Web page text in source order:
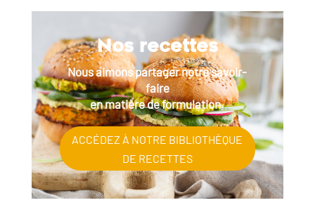
Nos recettes
Nous aimons partager notre savoir-
faire
en matière de formulation.
ACCÉDEZ À NOTRE BIBLIOTHÈQUE
DE RECETTES